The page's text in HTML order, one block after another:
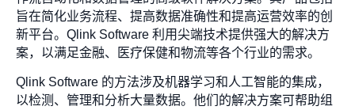
旨在简化业务流程、提高数据准确性和提高运营效率的创
新平台。Qlink Software 利用尖端技术提供强大的解决方
案，以满足金融、医疗保健和物流等各个行业的需求。
Qlink Software 的方法涉及机器学习和人工智能的集成，
以检测、管理和分析大量数据。他们的解决方案可帮助组